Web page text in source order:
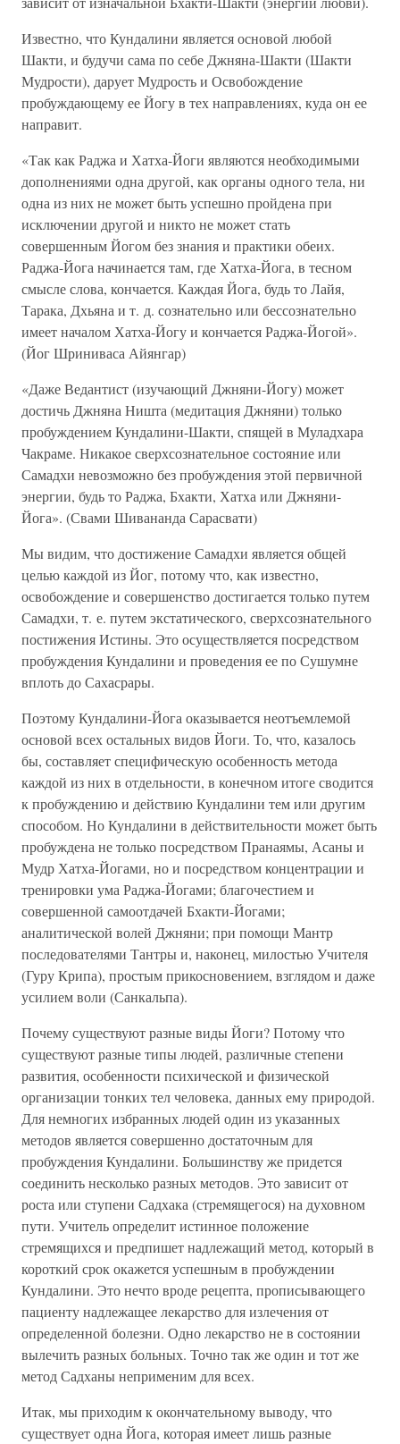
Известно, что Кундалини является основой любой
Шакти, и будучи сама по себе Джняна-Шакти (Шакти
Мудрости), дарует Мудрость и Освобождение
пробуждающему ее Йогу в тех направлениях, куда он ее
направит.
«Так как Раджа и Хатха-Йоги являются необходимыми
дополнениями одна другой, как органы одного тела, ни
одна из них не может быть успешно пройдена при
исключении другой и никто не может стать
совершенным Йогом без знания и практики обеих.
Раджа-Йога начинается там, где Хатха-Йога, в тесном
смысле слова, кончается. Каждая Йога, будь то Лайя,
Тарака, Дхьяна и т. д. сознательно или бессознательно
имеет началом Хатха-Йогу и кончается Раджа-Йогой».
(Йог Шриниваса Айянгар)
«Даже Ведантист (изучающий Джняни-Йогу) может
достичь Джняна Ништа (медитация Джняни) только
пробуждением Кундалини-Шакти, спящей в Муладхара
Чакраме. Никакое сверхсознательное состояние или
Самадхи невозможно без пробуждения этой первичной
энергии, будь то Раджа, Бхакти, Хатха или Джняни-
Йога». (Свами Шивананда Сарасвати)
Мы видим, что достижение Самадхи является общей
целью каждой из Йог, потому что, как известно,
освобождение и совершенство достигается только путем
Самадхи, т. е. путем экстатического, сверхсознательного
постижения Истины. Это осуществляется посредством
пробуждения Кундалини и проведения ее по Сушумне
вплоть до Сахасрары.
Поэтому Кундалини-Йога оказывается неотъемлемой
основой всех остальных видов Йоги. То, что, казалось
бы, составляет специфическую особенность метода
каждой из них в отдельности, в конечном итоге сводится
к пробуждению и действию Кундалини тем или другим
способом. Но Кундалини в действительности может быть
пробуждена не только посредством Пранаямы, Асаны и
Мудр Хатха-Йогами, но и посредством концентрации и
тренировки ума Раджа-Йогами; благочестием и
совершенной самоотдачей Бхакти-Йогами;
аналитической волей Джняни; при помощи Мантр
последователями Тантры и, наконец, милостью Учителя
(Гуру Крипа), простым прикосновением, взглядом и даже
усилием воли (Санкальпа).
Почему существуют разные виды Йоги? Потому что
существуют разные типы людей, различные степени
развития, особенности психической и физической
организации тонких тел человека, данных ему природой.
Для немногих избранных людей один из указанных
методов является совершенно достаточным для
пробуждения Кундалини. Большинству же придется
соединить несколько разных методов. Это зависит от
роста или ступени Садхака (стремящегося) на духовном
пути. Учитель определит истинное положение
стремящихся и предпишет надлежащий метод, который в
короткий срок окажется успешным в пробуждении
Кундалини. Это нечто вроде рецепта, прописывающего
пациенту надлежащее лекарство для излечения от
определенной болезни. Одно лекарство не в состоянии
вылечить разных больных. Точно так же один и тот же
метод Садханы неприменим для всех.
Итак, мы приходим к окончательному выводу, что
существует одна Йога, которая имеет лишь разные